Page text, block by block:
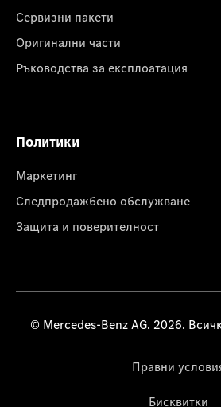
Сервизни пакети
Оригинални части
Ръководства за експлоатация
Политики
Маркетинг
Следпродажбено обслужване
Защита и поверителност
© Mercedes-Benz AG. 2026.
Правни
Бисквитки